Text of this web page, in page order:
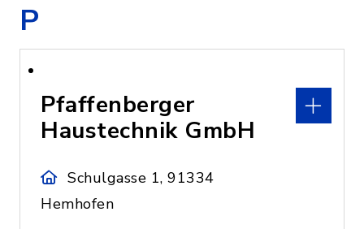
P
Pfaffenberger
Haustechnik GmbH
Schulgasse 1, 91334
Hemhofen